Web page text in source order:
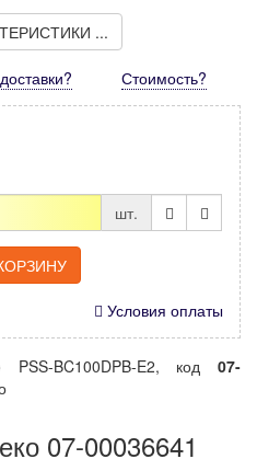
...
Стоимость?
шт.
Условия оплаты
PSS-BC100DPB-E2, код 07-
07-00036641